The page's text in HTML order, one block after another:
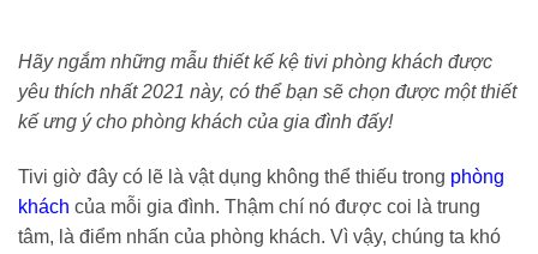
Hãy ngắm những mẫu thiết kế kệ tivi phòng khách được
yêu thích nhất 2021 này, có thể bạn sẽ chọn được một thiết
kế ưng ý cho phòng khách của gia đình đấy!
Tivi giờ đây có lẽ là vật dụng không thể thiếu trong phòng
khách của mỗi gia đình. Thậm chí nó được coi là trung
tâm, là điểm nhấn của phòng khách. Vì vậy, chúng ta khó